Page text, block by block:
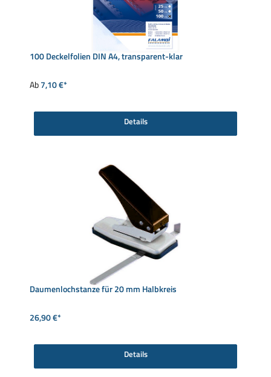
100 Deckelfolien DIN A4, transparent-klar
Ab7,10 €*
Details
Daumenlochstanze für 20 mm Halbkreis
26,90 €*
Details